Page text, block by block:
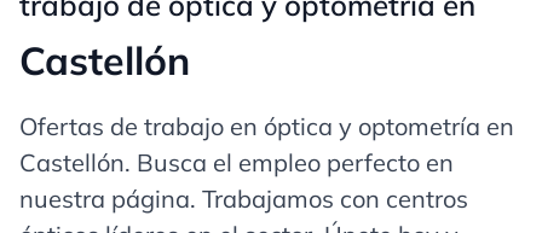
Castellón
Ofertas de trabajo en óptica y optometría en
Castellón. Busca el empleo perfecto en
nuestra página. Trabajamos con centros